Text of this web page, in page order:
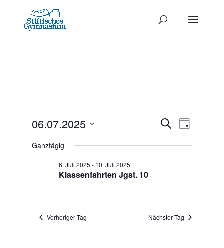
Termine
für
2025
Termine
Such-
SucheTag
06.07.2025
wählen.
Ganztägig
Klassenfahrten Jgst. 10
6. Juli 2025 - 10. Juli 2025
Vorheriger Tag Nächster Tag